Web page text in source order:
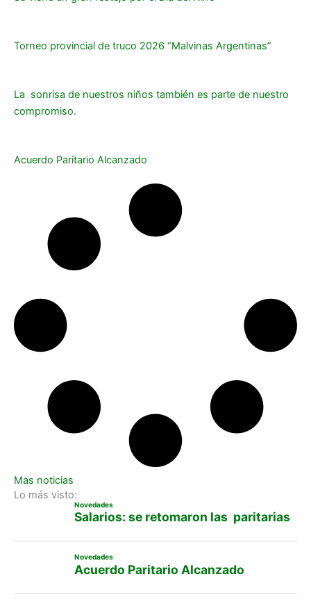
Torneo provincial de truco 2026 “Malvinas Argentinas”
La sonrisa de nuestros niños también es parte de nuestro
compromiso.
Acuerdo Paritario Alcanzado
Mas noticias
Lo más visto:
Novedades
Salarios: se retomaron las paritarias
Novedades
Acuerdo Paritario Alcanzado